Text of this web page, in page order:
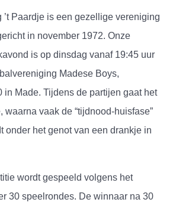
Paardje is een gezellige vereniging
in november 1972. Onze
is op dinsdag vanaf 19:45 uur
Madese Boys,
in Made. Tijdens de partijen gaat het
waarna vaak de “tijdnood-huisfase”
onder het genot van een drankje in
wordt gespeeld volgens het
30 speelrondes. De winnaar na 30